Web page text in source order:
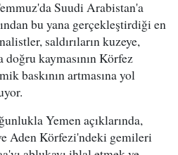
Suudi Arabistan'a
bu yana gerçekleştirdiği en
saldırıların kuzeye,
doğru kaymasının Körfez
baskının artmasına yol
Yemen açıklarında,
Aden Körfezi'ndeki gemileri